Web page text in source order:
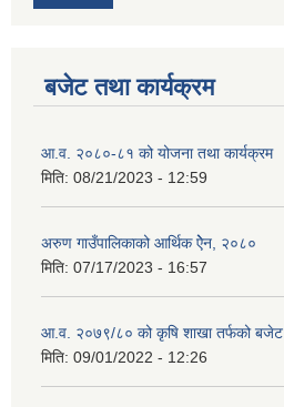
बजेट तथा कार्यक्रम
आ.व. २०८०-८१ को योजना तथा कार्यक्रम
मिति: 08/21/2023 - 12:59
अरुण गाउँपालिकाको आर्थिक ऐेन, २०८०
मिति: 07/17/2023 - 16:57
आ.व. २०७९/८० को कृषि शाखा तर्फको बजेट
मिति: 09/01/2022 - 12:26